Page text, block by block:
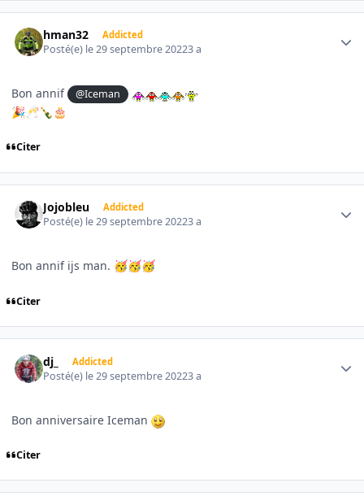
hman32 Addicted
Posté(e) le 29 septembre 20223 a
Bon annif @Iceman
🎉 🥂🍾 🎂
Citer
Jojobleu Addicted
Posté(e) le 29 septembre 20223 a
Bon annif ijs man. 🥳🥳🥳
Citer
dj_ Addicted
Posté(e) le 29 septembre 20223 a
Bon anniversaire Iceman
Citer